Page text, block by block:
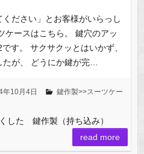
ください」とお客様がいらっし
ケースはこちら。 鍵穴のアッ
す。 サクサクッとはいかず、
が、 どうにか鍵が完…
年10月4日
鍵作製>>スーツケー
た 鍵作製（持ち込み）
read more